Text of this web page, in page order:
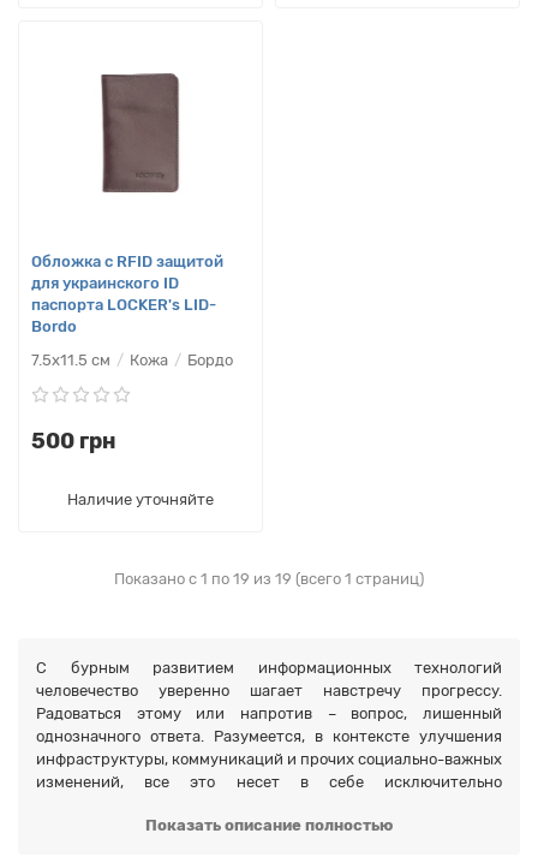
Обложка с RFID защитой
для украинского ID
паспорта LOCKER's LID-
Bordo
7.5х11.5 см
Кожа Бордо
500 грн
Наличие уточняйте
Показано с 1 по 19 из 19 (всего 1 страниц)
С бурным развитием информационных технологий
человечество уверенно шагает навстречу прогрессу.
Радоваться этому или напротив – вопрос, лишенный
однозначного ответа. Разумеется, в контексте улучшения
инфраструктуры, коммуникаций и прочих социально-важных
изменений, все это несет в себе исключительно
Показать описание полностью